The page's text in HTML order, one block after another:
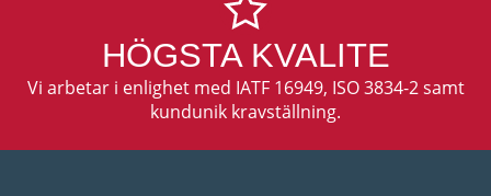
HÖGSTA KVALITE
Vi arbetar i enlighet med IATF 16949, ISO 3834-2 samt
kundunik kravställning.